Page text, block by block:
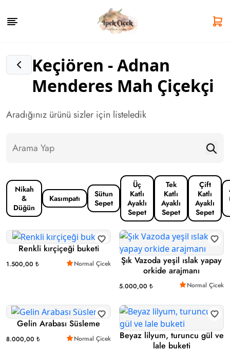
Keçiören - Adnan
Menderes Mah Çiçekçi
Aradığınız ürünü sizler için listeledik
Nikah
&
Düğün
Kasımpatı
Sütun
Sepet
Üç
Katlı
Ayaklı
Sepet
Tek
Katlı
Ayaklı
Sepet
Çift
Katlı
Ayaklı
Sepet
Renkli kırçiçeği buketi
1.500,00 ₺ Normal Çicek
Şık Vazoda yeşil ıslak yapay
orkide arajmanı
5.000,00 ₺ Normal Çicek
Gelin Arabası Süsleme
8.000,00 ₺ Normal Çicek
Beyaz lilyum, turuncu gül ve
lale buketi